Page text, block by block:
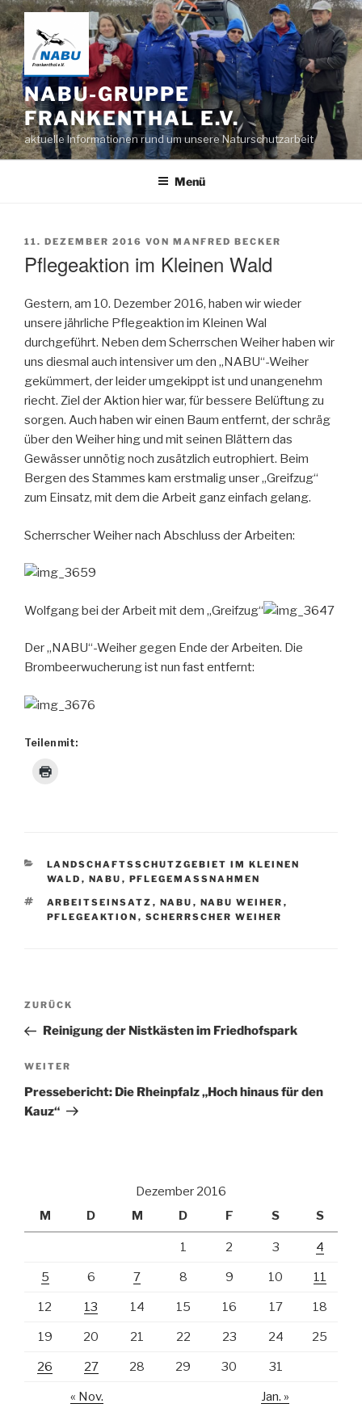
Zum
Inhalt
springen
NABU-GRUPPE
FRANKENTHAL E.V.
aktuelle Informationen rund um unsere Naturschutzarbeit
Menü
VERÖFFENTLICHT
11. DEZEMBER 2016 VON MANFRED BECKER
Pflegeaktion im Kleinen Wald
Gestern, am 10. Dezember 2016, haben wir wieder
unsere jährliche Pflegeaktion im Kleinen Wal
durchgeführt. Neben dem Scherrschen Weiher haben wir
uns diesmal auch intensiver um den „NABU“-Weiher
gekümmert, der leider umgekippt ist und unangenehm
riecht. Ziel der Aktion hier war, für bessere Belüftung zu
sorgen. Auch haben wir einen Baum entfernt, der schräg
über den Weiher hing und mit seinen Blättern das
Gewässer unnötig noch zusätzlich eutrophiert. Beim
Bergen des Stammes kam erstmalig unser „Greifzug“
zum Einsatz, mit dem die Arbeit ganz einfach gelang.
Scherrscher Weiher nach Abschluss der Arbeiten:
Wolfgang bei der Arbeit mit dem „Greifzug“
Der „NABU“-Weiher gegen Ende der Arbeiten. Die
Brombeerwucherung ist nun fast entfernt:
Teilen mit:
KATEGORIEN
LANDSCHAFTSSCHUTZGEBIET IM KLEINEN
WALD , NABU , PFLEGEMASSNAHMEN
SCHLAGWÖRTER
ARBEITSEINSATZ , NABU , NABU WEIHER ,
PFLEGEAKTION , SCHERRSCHER WEIHER
Beitragsnavigation
Vorheriger
Beitrag
ZURÜCK
Reinigung der Nistkästen im Friedhofspark
Nächster
Beitrag
WEITER
Pressebericht: Die Rheinpfalz „Hoch hinaus für den
Kauz“
Dezember 2016
M
D M D F S S
1 2 3 4
5 6 7 8 9 10 11
12 13 14 15 16 17 18
19 20 21 22 23 24 25
26 27 28 29 30 31
« Nov. Jan. »